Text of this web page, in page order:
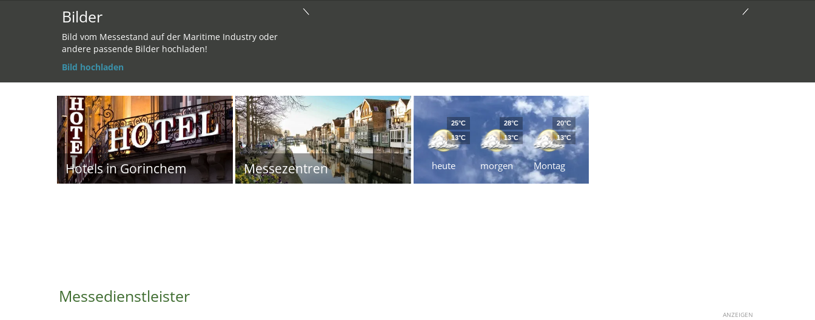
Bilder
Bild vom Messestand auf der Maritime Industry oder
andere passende Bilder hochladen!
Bild hochladen
Hotels in Gorinchem Messezentren heute
25°C
13°C
morgen
28°C
13°C
Montag
20°C
13°C
Messedienstleister
ANZEIGEN